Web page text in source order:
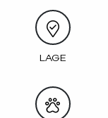
LAGE